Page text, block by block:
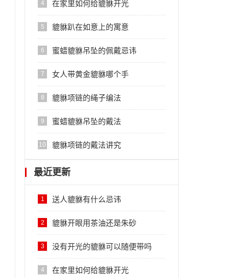
4 在家里如何给貔貅开光
5 貔貅趴在如意上的寓意
6 蜜蜡貔貅吊坠的佩戴忌讳
7 女人带黄金貔貅哪个手
8 貔貅项链的绳子编法
9 蜜蜡貔貅吊坠的戴法
10 貔貅项链的戴法讲究
最近更新
1 送人貔貅有什么忌讳
2 貔貅开眼用茶油还是朱砂
3 没有开光的貔貅可以随便带吗
4 在家里如何给貔貅开光